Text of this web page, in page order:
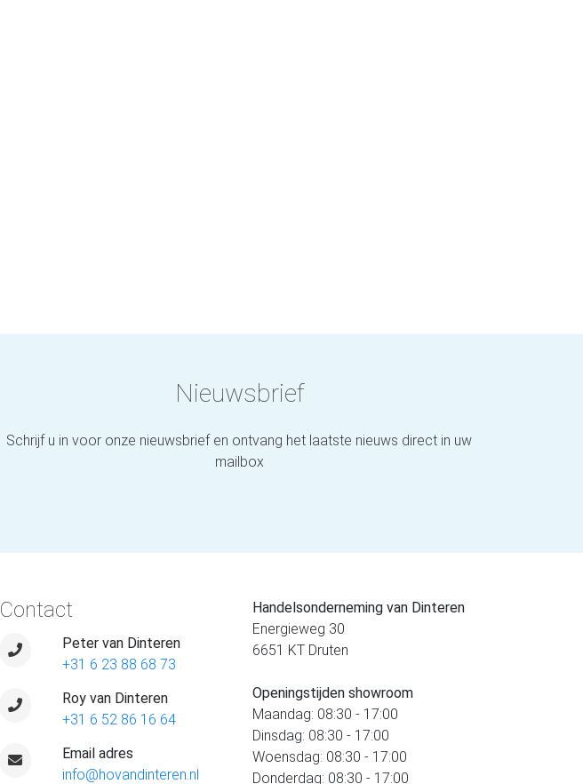
Nieuwsbrief
Schrijf u in voor onze nieuwsbrief en ontvang het laatste nieuws direct in uw
mailbox
Contact
Peter van Dinteren
+31 6 23 88 68 73
Roy van Dinteren
+31 6 52 86 16 64
Email adres
info@hovandinteren.nl
Handelsonderneming van Dinteren
Energieweg 30
6651 KT Druten
Openingstijden showroom
Maandag: 08:30 - 17:00
Dinsdag: 08:30 - 17:00
Woensdag: 08:30 - 17:00
Donderdag: 08:30 - 17:00